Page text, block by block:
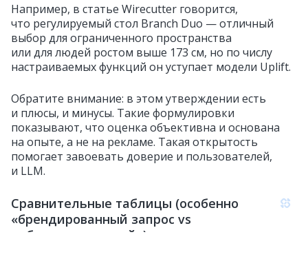
Например, в статье Wirecutter говорится,
что регулируемый стол Branch Duo — отличный
выбор для ограниченного пространства
или для людей ростом выше 173 см, но по числу
настраиваемых функций он уступает модели Uplift.
Обратите внимание: в этом утверждении есть
и плюсы, и минусы. Такие формулировки
показывают, что оценка объективна и основана
на опыте, а не на рекламе. Такая открытость
помогает завоевать доверие и пользователей,
и LLM.
Сравнительные таблицы (особенно
«брендированный запрос vs
небрендированный»)